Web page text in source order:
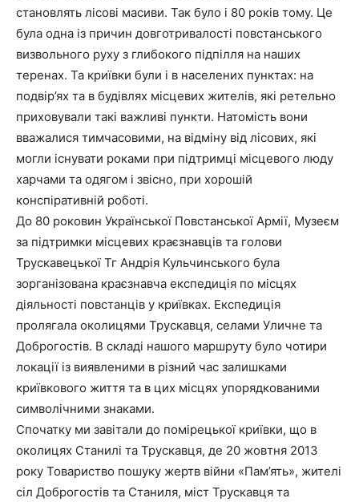
становлять лісові масиви. Так було і 80 років тому. Це
була одна із причин довготривалості повстанського
визвольного руху з глибокого підпілля на наших
теренах. Та криївки були і в населених пунктах: на
подвір’ях та в будівлях місцевих жителів, які ретельно
приховували такі важливі пункти. Натомість вони
вважалися тимчасовими, на відміну від лісових, які
могли існувати роками при підтримці місцевого люду
харчами та одягом і звісно, при хорошій
конспіративній роботі.
До 80 роковин Української Повстанської Армії, Музеєм
за підтримки місцевих краєзнавців та голови
Трускавецької Тг Андрія Кульчинського була
зорганізована краєзнавча експедиція по місцях
діяльності повстанців у криївках. Експедиція
пролягала околицями Трускавця, селами Уличне та
Доброгостів. В складі нашого маршруту було чотири
локації із виявленими в різний час залишками
криївкового життя та в цих місцях упорядкованими
символічними знаками.
Спочатку ми завітали до помірецької криївки, що в
околицях Станилі та Трускавця, де 20 жовтня 2013
року Товариство пошуку жертв війни «Пам’ять», жителі
сіл Доброгостів та Станиля, міст Трускавця та